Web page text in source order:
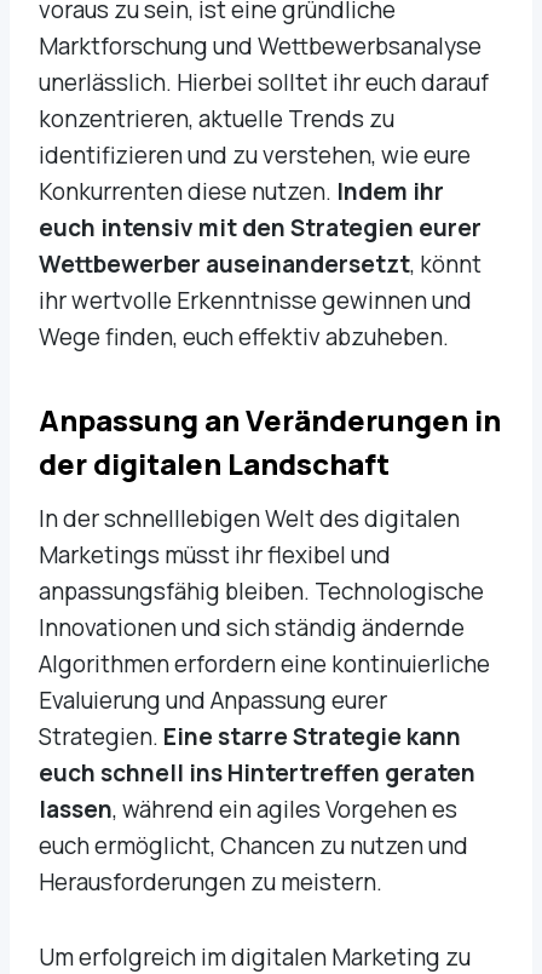
voraus zu sein, ist eine gründliche
Marktforschung und Wettbewerbsanalyse
unerlässlich. Hierbei solltet ihr euch darauf
konzentrieren, aktuelle Trends zu
identifizieren und zu verstehen, wie eure
Konkurrenten diese nutzen. Indem ihr
euch intensiv mit den Strategien eurer
Wettbewerber auseinandersetzt, könnt
ihr wertvolle Erkenntnisse gewinnen und
Wege finden, euch effektiv abzuheben.
Anpassung an Veränderungen in
der digitalen Landschaft
In der schnelllebigen Welt des digitalen
Marketings müsst ihr flexibel und
anpassungsfähig bleiben. Technologische
Innovationen und sich ständig ändernde
Algorithmen erfordern eine kontinuierliche
Evaluierung und Anpassung eurer
Strategien. Eine starre Strategie kann
euch schnell ins Hintertreffen geraten
lassen, während ein agiles Vorgehen es
euch ermöglicht, Chancen zu nutzen und
Herausforderungen zu meistern.
Um erfolgreich im digitalen Marketing zu